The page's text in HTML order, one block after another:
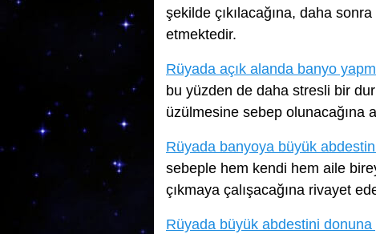
şekilde çıkılacağına, daha
etmektedir.
Rüyada açık alanda banyo
bu yüzden de daha stresli bir
üzülmesine sebep olunacağına
Rüyada banyoya büyük
sebeple hem kendi hem aile
çıkmaya çalışacağına rivayet
Rüyada büyük abdestini donuna